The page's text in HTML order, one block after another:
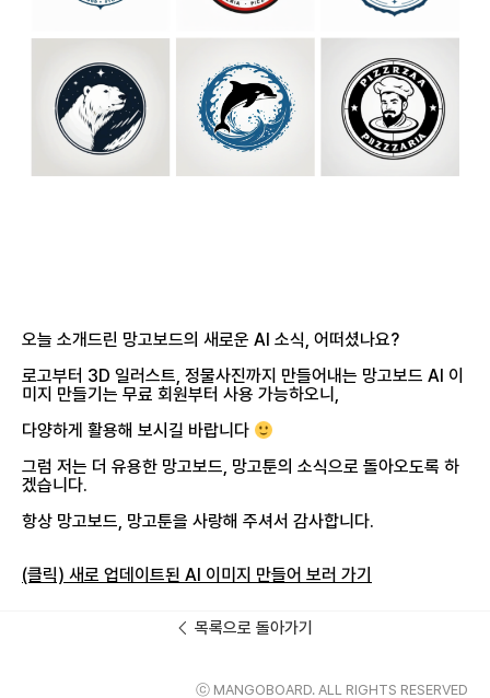
오늘 소개드린 망고보드의 새로운 AI 소식, 어떠셨나요?
로고부터 3D 일러스트, 정물사진까지 만들어내는 망고보드 AI 이
미지 만들기는 무료 회원부터 사용 가능하오니,
다양하게 활용해 보시길 바랍니다
그럼 저는 더 유용한 망고보드, 망고툰의 소식으로 돌아오도록 하
겠습니다.
항상 망고보드, 망고툰을 사랑해 주셔서 감사합니다.
(클릭) 새로 업데이트된 AI 이미지 만들어 보러 가기
목록으로 돌아가기
ⓒ MANGOBOARD. ALL RIGHTS RESERVED